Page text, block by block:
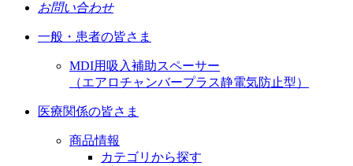
お問い合わせ
一般・患者の皆さま
MDI用吸入補助スペーサー
（エアロチャンバープラス静電気防止型）
医療関係の皆さま
商品情報
カテゴリから探す